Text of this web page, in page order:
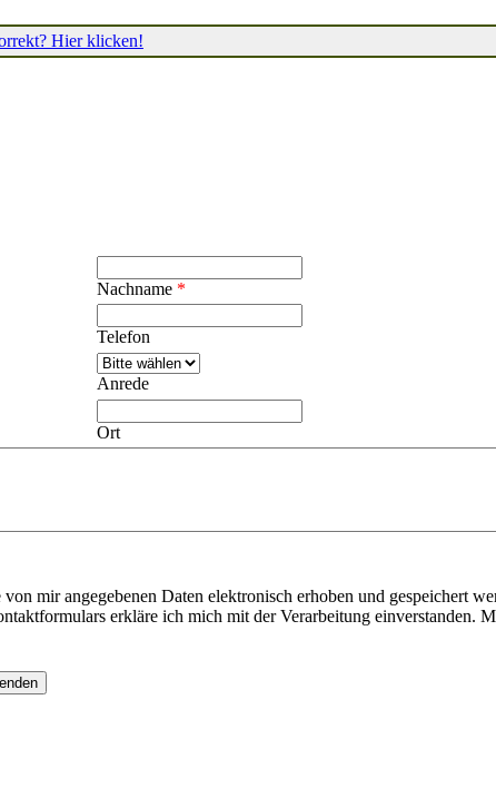
Hier klicken!
Nachname *
Telefon
Anrede
Ort
mir angegebenen Daten elektronisch erhoben und gespeichert
erkläre ich mich mit der Verarbeitung einverstanden.